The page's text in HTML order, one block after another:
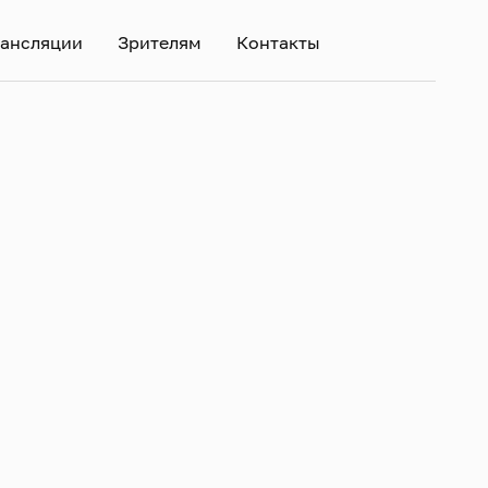
Зрителям Контакты